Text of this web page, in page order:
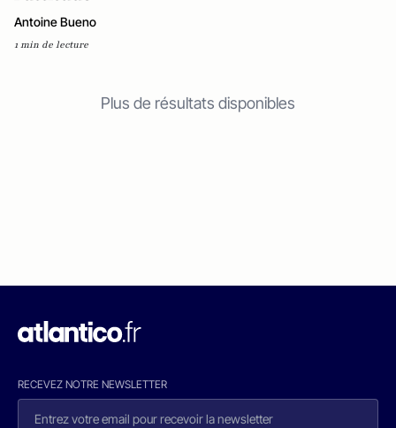
Antoine Bueno
1 min de lecture
Plus de résultats disponibles
RECEVEZ NOTRE NEWSLETTER